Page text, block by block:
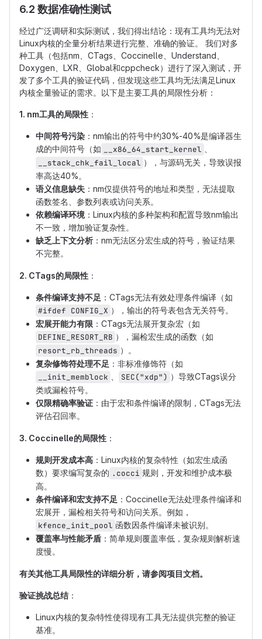
6.2 数据准确性测试
经过广泛调研和实际测试，我们得出结论：现有工具均无法对
Linux内核的全量分析结果进行完整、准确的验证。 我们对多
种工具（包括nm、CTags、Coccinelle、Understand、
Doxygen、LXR、Global和cppcheck）进行了深入测试，开
发了多个工具的验证代码，但发现这些工具均无法满足Linux
内核全量验证的需求。以下是主要工具的局限性分析：
1. nm工具的局限性 ：
中间符号污染 ：nm输出的符号中约30%-40%是编译器生
成的中间符号（如 __x86_64_start_kernel 、
__stack_chk_fail_local ），与源码无关，导致误报
率高达40%。
语义信息缺失 ：nm仅提供符号的地址和类型，无法提取
函数签名、参数列表或访问关系。
依赖编译环境 ：Linux内核的多种架构和配置导致nm输出
不一致，增加验证复杂性。
缺乏上下文分析 ：nm无法区分宏生成的符号，验证结果
不完整。
2. CTags的局限性 ：
条件编译支持不足 ：CTags无法有效处理条件编译（如
#ifdef CONFIG_X ），输出的符号表包含无关符号。
宏展开能力有限 ：CTags无法展开复杂宏（如
DEFINE_RESORT_RB ），漏检宏生成的函数（如
resort_rb_threads ）。
复杂修饰符处理不足 ：非标准修饰符（如
__init_memblock 、 SEC("xdp") ）导致CTags误分
类或漏检符号。
仅限精确率验证 ：由于宏和条件编译的限制，CTags无法
评估召回率。
3. Coccinelle的局限性 ：
规则开发成本高 ：Linux内核的复杂特性（如宏生成函
数）要求编写复杂的 .cocci 规则，开发和维护成本极
高。
条件编译和宏支持不足 ：Coccinelle无法处理条件编译和
宏展开，漏检相关符号和访问关系。例如，
kfence_init_pool 函数因条件编译未被识别。
覆盖率与性能矛盾 ：简单规则覆盖率低，复杂规则解析速
度慢。
有关其他工具局限性的详细分析，请参阅项目文档。
验证挑战总结 ：
Linux内核的复杂特性使得现有工具无法提供完整的验证
基准。